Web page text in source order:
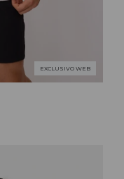
EXCLUSIVO WEB